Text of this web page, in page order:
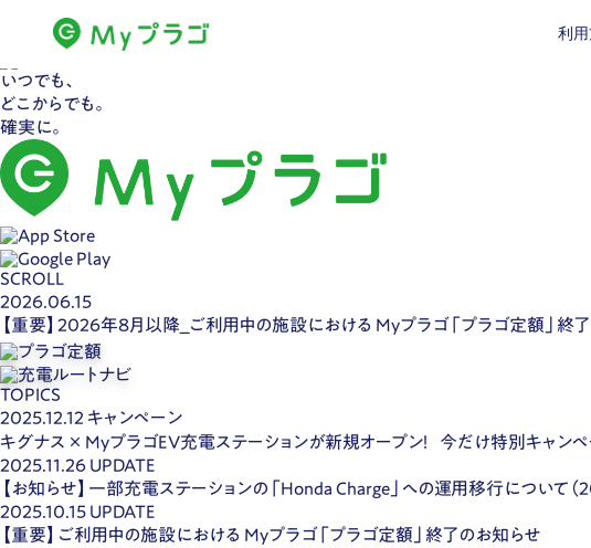
利
いつでも、
どこからでも。
確実に。
SCROLL
2026.06.15
【重要】2026年8月以降_ご利用中の施設における Myプラゴ「プラゴ定額」終
TOPICS
2025.12.12 キャンペーン
キグナス × MyプラゴEV充電ステーションが新規オープン！ 今だけ特別キャンペ
2025.11.26 UPDATE
【お知らせ】一部充電ステーションの「Honda Charge」への運用移行について（
2025.10.15 UPDATE
【重要】ご利用中の施設における Myプラゴ「プラゴ定額」終了のお知らせ